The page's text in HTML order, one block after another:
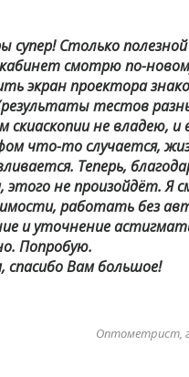
супер! Столько
смотрю по-
экран проектора
тестов
не владею, и
что-то случается,
Теперь,
этого не произойдёт. Я
работать без
и уточнение
Попробую.
спасибо Вам большое!
Оптометрист,